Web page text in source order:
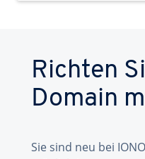
Richten
Domain
Sie sind neu bei